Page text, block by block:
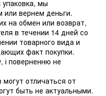
мы
или вернем деньги.
на обмен или возврат,
в течении 14 дней со
товарного вида и
факт покупки.
і поверненню не
отличаться от
быть не актуальными.